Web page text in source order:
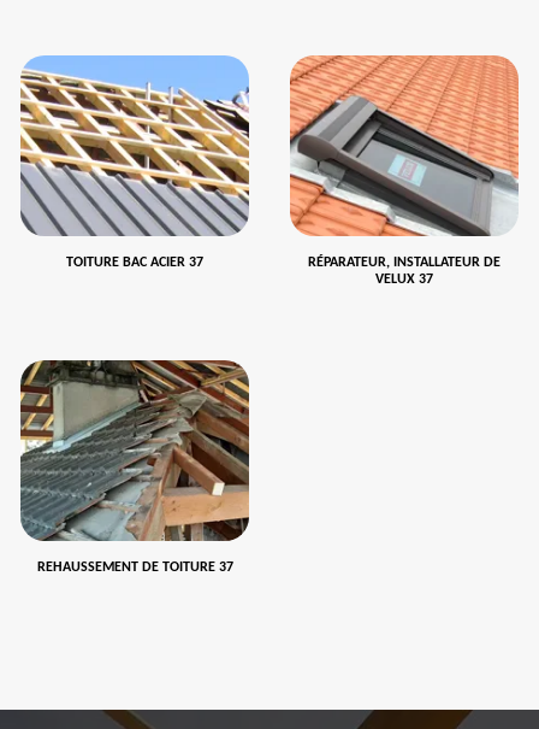
TOITURE BAC ACIER 37
RÉPARATEUR, INSTALLATEUR DE
VELUX 37
REHAUSSEMENT DE TOITURE 37